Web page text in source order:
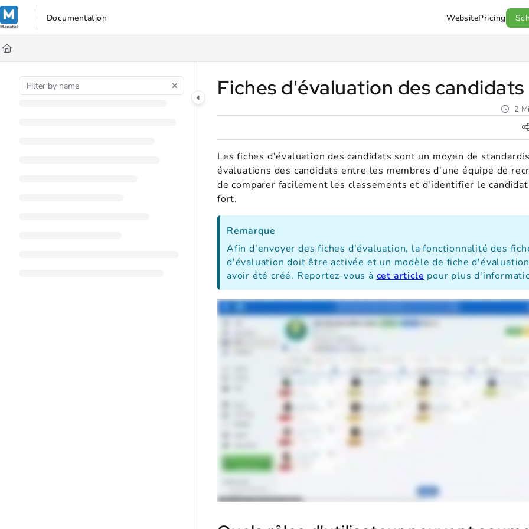
Documentation Index
Fetch the complete documentation index at:
Use this file to discover all available pages before exploring further.
Documentation WebsitePricing
Fiches d'évaluation des candidats
2
Les fiches d'évaluation des candidats sont un moyen de
évaluations des candidats entre les membres d'une équipe de
de comparer facilement les classements et d'identifier le
fort.
Remarque
Afin d'envoyer des fiches d'évaluation, la fonctionnalité des
d'évaluation doit être activée et un modèle de fiche
avoir été créé. Reportez-vous à cet article pour plus